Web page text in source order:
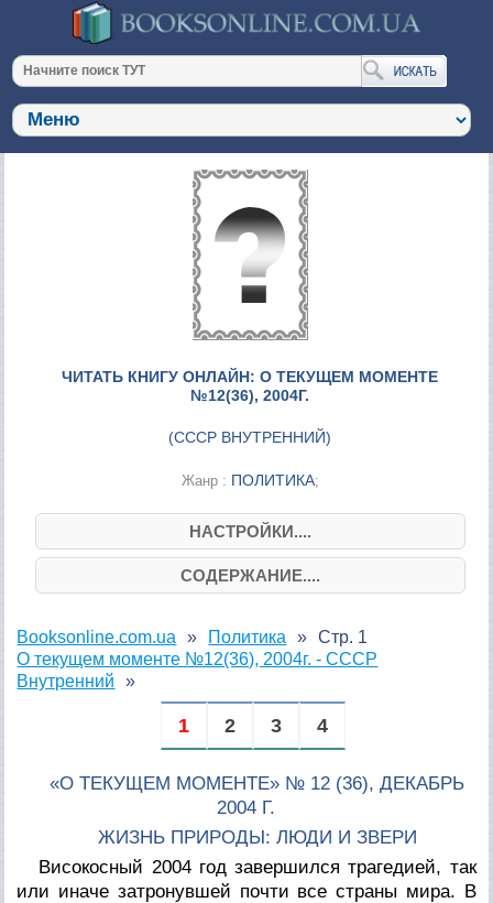
ЧИТАТЬ КНИГУ ОНЛАЙН: О ТЕКУЩЕМ МОМЕНТЕ
№12(36), 2004Г.
(СССР ВНУТРЕННИЙ)
Жанр : ПОЛИТИКА;
НАСТРОЙКИ....
СОДЕРЖАНИЕ....
Booksonline.com.ua
Политика
О текущем моменте №12(36), 2004г. - СССР
Внутренний
Стр. 1
1 2 3 4
«О ТЕКУЩЕМ МОМЕНТЕ» № 12 (36), ДЕКАБРЬ
2004 Г.
ЖИЗНЬ ПРИРОДЫ: ЛЮДИ И ЗВЕРИ
Високосный 2004 год завершился трагедией, так
или иначе затронувшей почти все страны мира. В